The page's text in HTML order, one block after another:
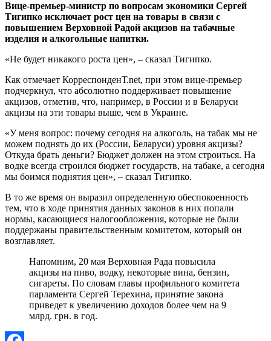
Вице-премьер-министр по вопросам экономики Сергей
Тигипко исключает рост цен на товары в связи с
повышением Верховной Радой акцизов на табачные
изделия и алкогольные напитки.
«Не будет никакого роста цен», – сказал Тигипко.
Как отмечает КорреспонденТ.net, при этом вице-премьер
подчеркнул, что абсолютно поддерживает повышение
акцизов, отметив, что, например, в России и в Беларуси
акцизы на эти товары выше, чем в Украине.
«У меня вопрос: почему сегодня на алкоголь, на табак мы не
можем поднять до их (России, Беларуси) уровня акцизы?
Откуда брать деньги? Бюджет должен на этом строиться. На
водке всегда строился бюджет государств, на табаке, а сегодня
мы боимся поднятия цен», – сказал Тигипко.
В то же время он выразил определенную обеспокоенность
тем, что в ходе принятия данных законов в них попали
нормы, касающиеся налогообложения, которые не были
поддержаны правительственным комитетом, который он
возглавляет.
Напомним, 20 мая Верховная Рада повысила
акцизы на пиво, водку, некоторые вина, бензин,
сигареты. По словам главы профильного комитета
парламента Сергей Терехина, принятие закона
приведет к увеличению доходов более чем на 9
млрд. грн. в год.